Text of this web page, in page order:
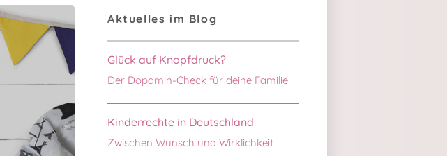
Aktuelles im Blog
Glück auf Knopfdruck?
Der Dopamin-Check für deine Familie
Kinderrechte in Deutschland
Zwischen Wunsch und Wirklichkeit